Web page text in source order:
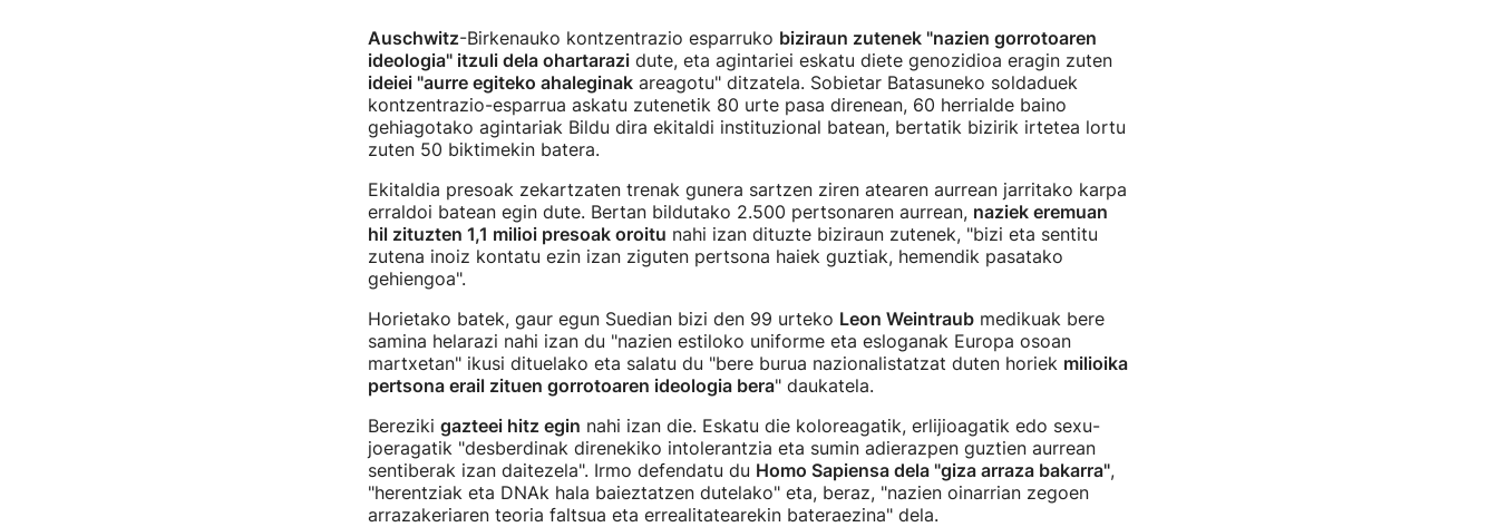
Auschwitz-Birkenauko kontzentrazio esparruko biziraun zutenek "nazien gorrotoaren
ideologia" itzuli dela ohartarazidute, eta agintariei eskatu diete genozidioa eragin zuten
ideiei "aurre egiteko ahaleginakareagotu" ditzatela. Sobietar Batasuneko soldaduek
kontzentrazio-esparrua askatu zutenetik 80 urte pasa direnean, 60 herrialde baino
gehiagotako agintariak Bildu dira ekitaldi instituzional batean, bertatik bizirik irtetea lortu
zuten 50 biktimekin batera.
Ekitaldia presoak zekartzaten trenak gunera sartzen ziren atearen aurrean jarritako karpa
erraldoi batean egin dute. Bertan bildutako 2.500 pertsonaren aurrean, naziek eremuan
hil zituzten 1,1 milioi presoak oroitu nahi izan dituzte biziraun zutenek, "bizi eta sentitu
zutena inoiz kontatu ezin izan ziguten pertsona haiek guztiak, hemendik pasatako
gehiengoa".
Horietako batek, gaur egun Suedian bizi den 99 urteko Leon Weintraubmedikuak bere
samina helarazi nahi izan du "nazien estiloko uniforme eta esloganak Europa osoan
martxetan" ikusi dituelako eta salatu du "bere burua nazionalistatzat duten horiek milioika
pertsona erail zituen gorrotoaren ideologia bera" daukatela.
Bereziki gazteei hitz egin nahi izan die. Eskatu die koloreagatik, erlijioagatik edo sexu-
joeragatik "desberdinak direnekiko intolerantzia eta sumin adierazpen guztien aurrean
sentiberak izan daitezela". Irmo defendatu du Homo Sapiensa dela "giza arraza bakarra",
"herentziak eta DNAk hala baieztatzen dutelako" eta, beraz, "nazien oinarrian zegoen
arrazakeriaren teoria faltsua eta errealitatearekin bateraezina" dela.